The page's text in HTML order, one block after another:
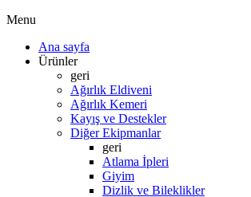
Menu
Ana sayfa
Ürünler
geri
Ağırlık Eldiveni
Ağırlık Kemeri
Kayış ve Destekler
Diğer Ekipmanlar
geri
Atlama İpleri
Giyim
Dizlik ve Bileklikler